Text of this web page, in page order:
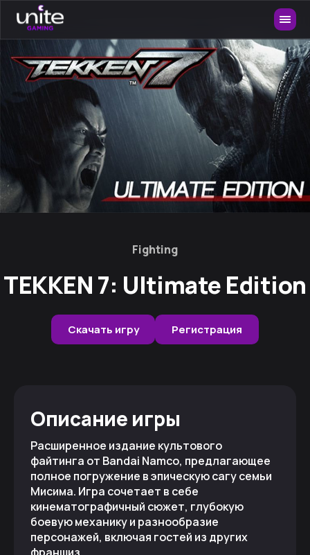
Fighting
TEKKEN 7: Ultimate Edition
Скачать игру Регистрация
Описание игры
Расширенное издание культового
файтинга от Bandai Namco, предлагающее
полное погружение в эпическую сагу семьи
Мисима. Игра сочетает в себе
кинематографичный сюжет, глубокую
боевую механику и разнообразие
персонажей, включая гостей из других